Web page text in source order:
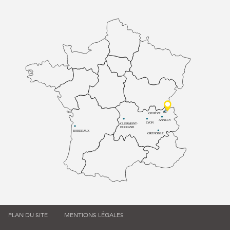
BORDEAUX
CLERMONT-
FERRAND
LYON
ANNECY
GRENOBLE
GENÈVE
PLAN DU SITE MENTIONS LÉGALES